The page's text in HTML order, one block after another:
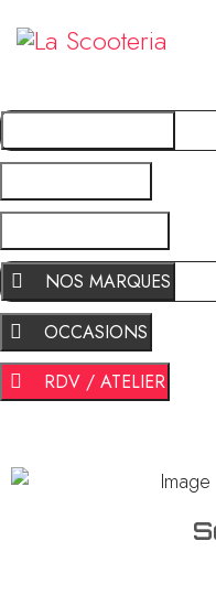
NOS MARQUES
OCCASIONS
RDV / ATELIER